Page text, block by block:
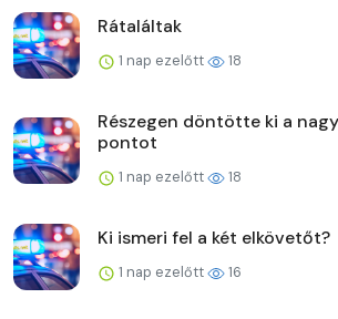
Rátaláltak
1 nap ezelőtt 18
Részegen döntötte ki a
pontot
1 nap ezelőtt 18
Ki ismeri fel a két elkövetőt?
1 nap ezelőtt 16